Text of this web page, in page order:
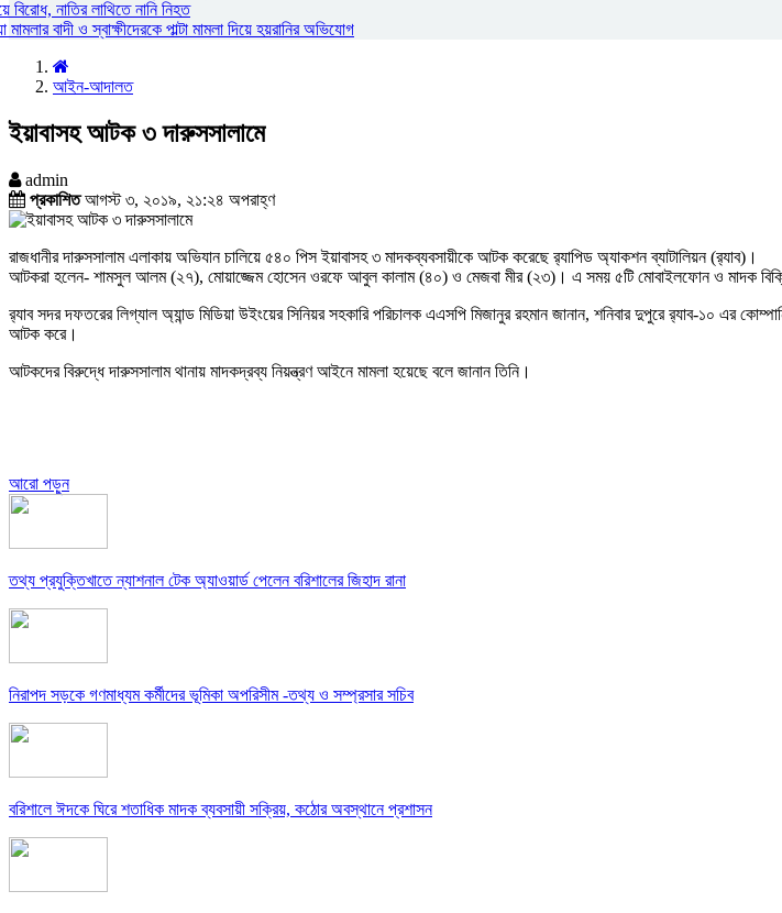
বিরোধ, নাতির লাথিতে নানি নিহত
বাদী ও স্বাক্ষীদেরকে পাল্টা মামলা দিয়ে হয়রানির অভিযোগ
আইন-আদালত
ইয়াবাসহ আটক ৩ দারুসসালামে
admin
প্রকাশিতআগস্ট ৩, ২০১৯, ২১:২৪ অপরাহ্ণ
রাজধানীর দারুসসালাম এলাকায় অভিযান চালিয়ে ৫৪০ পিস ইয়াবাসহ ৩ মাদকব্যবসায়ীকে আটক করেছে র‍্যাপিড অ্যাকশন ব্যাটালিয়ন (র‍্যাব)।
আটকরা হলেন- শামসুল আলম (২৭), মোয়াজ্জেম হোসেন ওরফে আবুল কালাম (৪০) ও মেজবা মীর (২৩)। এ সময় ৫টি মোবাইলফোন ও মাদক
র‍্যাব সদর দফতরের লিগ্যাল অ্যান্ড মিডিয়া উইংয়ের সিনিয়র সহকারি পরিচালক এএসপি মিজানুর রহমান জানান, শনিবার দুপুরে র‍্যাব-১০ এর
আটক করে।
আটকদের বিরুদ্ধে দারুসসালাম থানায় মাদকদ্রব্য নিয়ন্ত্রণ আইনে মামলা হয়েছে বলে জানান তিনি।
আরো পড়ুন
তথ্য প্রযুক্তিখাতে ন্যাশনাল টেক অ্যাওয়ার্ড পেলেন বরিশালের জিহাদ রানা
নিরাপদ সড়কে গণমাধ্যম কর্মীদের ভূমিকা অপরিসীম -তথ্য ও সম্প্রসার সচিব
বরিশালে ঈদকে ঘিরে শতাধিক মাদক ব্যবসায়ী সক্রিয়, কঠোর অবস্থানে প্রশাসন